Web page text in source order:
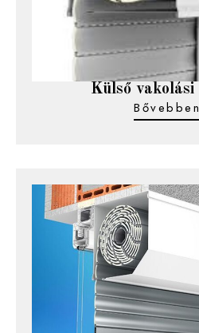
Külső
Bővebben